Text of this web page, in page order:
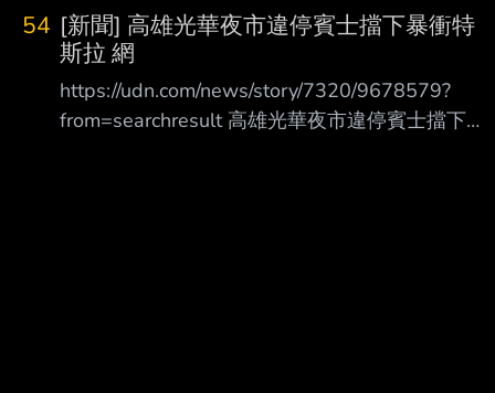
54 [新聞] 高雄光華夜市違停賓士擋下暴衝特
斯拉 網
https://udn.com/news/story/7320/9678579?
from=searchresult 高雄光華夜市違停賓士擋下暴